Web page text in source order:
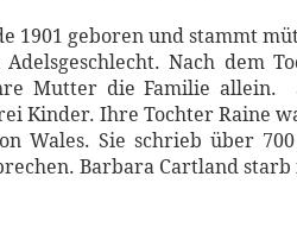
1901 geboren und stammt
Nach dem
Mutter die Familie allein.
Kinder. Ihre Tochter Raine
Wales. Sie schrieb über
Barbara Cartland starb